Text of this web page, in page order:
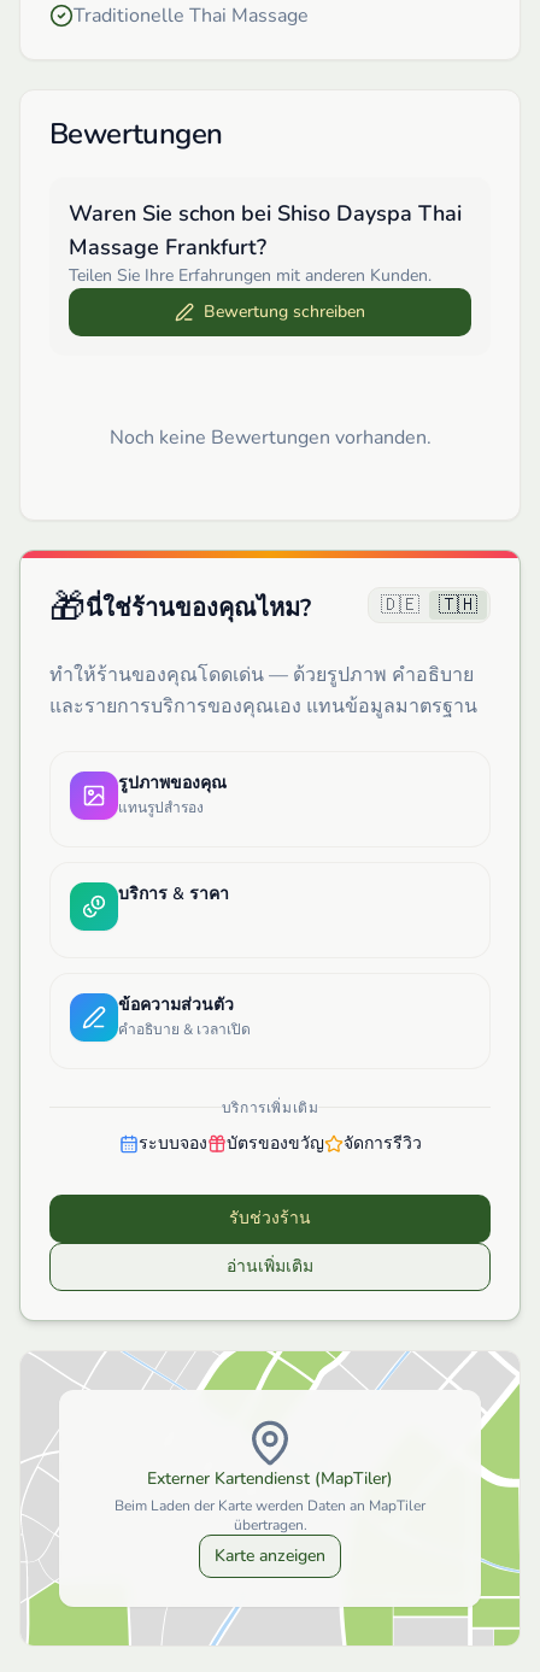
Traditionelle Thai Massage
Bewertungen
Waren Sie schon bei Shiso Dayspa Thai
Massage Frankfurt?
Teilen Sie Ihre Erfahrungen mit anderen Kunden.
Bewertung schreiben
Noch keine Bewertungen vorhanden.
🎁นี่ใช่ร้านของคุณไหม? 🇩🇪 🇹🇭
ทำให้ร้านของคุณโดดเด่น — ด้วยรูปภาพ คำอธิบาย
และรายการบริการของคุณเอง แทนข้อมูลมาตรฐาน
รูปภาพของคุณ
แทนรูปสำรอง
บริการ & ราคา
ข้อความส่วนตัว
คำอธิบาย & เวลาเปิด
บริการเพิ่มเติม
ระบบจอง บัตรของขวัญ จัดการรีวิว
รับช่วงร้าน
อ่านเพิ่มเติม
Externer Kartendienst (MapTiler)
Beim Laden der Karte werden Daten an MapTiler
übertragen.
Karte anzeigen